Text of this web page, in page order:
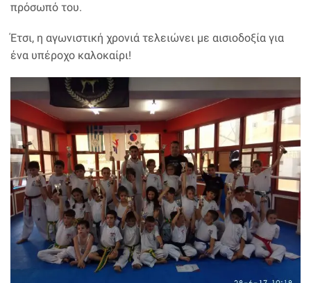
πρόσωπό του.
Έτσι, η αγωνιστική χρονιά τελειώνει με αισιοδοξία για
ένα υπέροχο καλοκαίρι!